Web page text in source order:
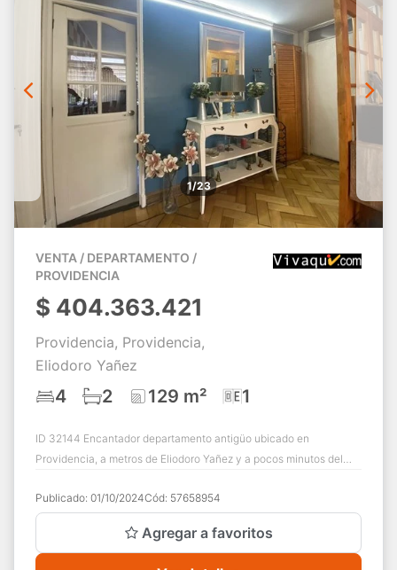
1/23
VENTA / DEPARTAMENTO /
PROVIDENCIA
$ 404.363.421
Providencia, Providencia,
Eliodoro Yañez
4 2 129 m² 1
ID 32144 Encantador departamento antigüo ubicado en
Providencia, a metros de Eliodoro Yañez y a pocos minutos del
Publicado: 01/10/2024Cód: 57658954
Agregar a favoritos